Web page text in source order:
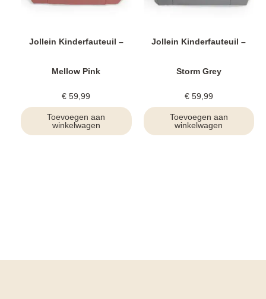
Jollein Kinderfauteuil –
Mellow Pink
€ 59,99
Toevoegen aan
winkelwagen
Jollein Kinderfauteuil –
Storm Grey
€59,99
Toevoegen aan
winkelwagen